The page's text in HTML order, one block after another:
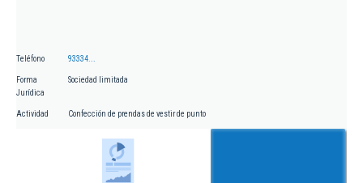
Teléfono 93334...
Forma
Jurídica
Sociedad limitada
Actividad Confección de prendas de vestir de punto